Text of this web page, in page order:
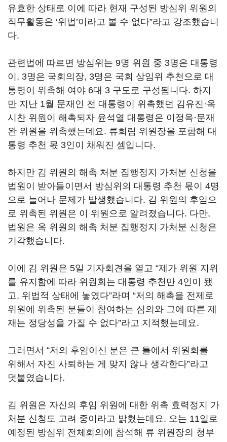
유효한 상태로 이에 따라 현재 구성된 방심위 위원의
직무활동은 ‘위법 ’이라고 볼 수 없다”라고 강조했습니
다.
관련법에 따르면 방심위는 9명 위원 중 3명은 대통령
이 , 3명은 국회의장, 3명은 국회 상임위 추천으로 대
통령이 위촉해 여야 6대 3 구도로 구성됩니다. 하지
만 지난 1월 문재인 전 대통령이 위촉했던 김유진·옥
시찬 위원이 해촉되자 윤석열 대통령은 이정옥·문재
완 위원을 위촉했는데요. 류희림 위원장을 포함해 대
통령 추천 몫 3인이 채워진 셈입니다.
하지만 김 위원의 해촉 처분 집행정지 가처분 신청을
법원이 받아들이면서 방심위의 대통령 추천 몫이 4명
으로 늘어나 문제가 발생했습니다. 김 위원의 후임으
로 위촉된 위원은 이 위원으로 알려졌습니다. 다만,
법원은 옥 위원의 해촉 처분 집행정지 가처분 신청은
기각했습니다.
이에 김 위원은 5일 기자회견을 열고 “제가 위원 지위
를 유지함에 따라 위원회는 대통령 추천만 4인이 됐
고, 위법적 상태에 놓였다”라며 “저의 해촉을 전제로
위원에 위촉된 분들이 참여하는 심의와 그에 따른 제
재는 정당성을 가질 수 없다”라고 지적했는데요.
그러면서 “저의 후임이신 분은 큰 틀에서 위원회를
위해서 자진 사퇴하는 게 맞지 않나 생각한다”라고
덧붙였습니다.
김 위원은 자신의 후임 위원에 대한 위촉 효력정지 가
처분 신청도 고려 중이라고 밝혔는데요. 오는 11일로
예정된 방심위 전체회의에 참석해 류 위원장의 청부